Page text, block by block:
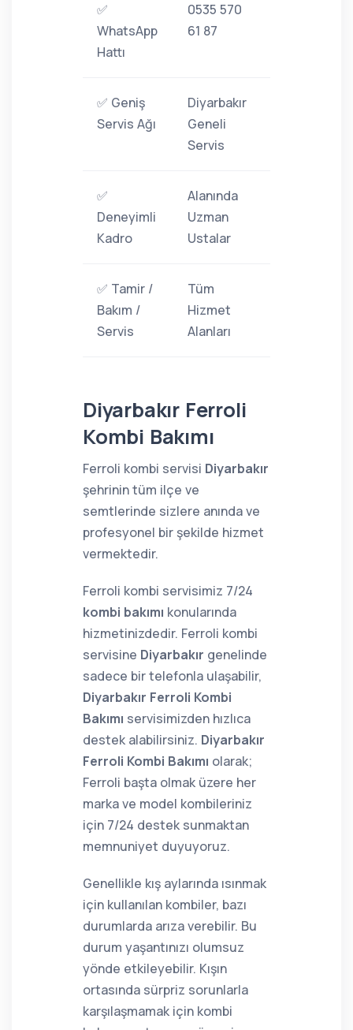
✅
WhatsApp
Hattı
0535 570
61 87
✅ Geniş
Servis Ağı
Diyarbakır
Geneli
Servis
✅
Deneyimli
Kadro
Alanında
Uzman
Ustalar
✅ Tamir /
Bakım /
Servis
Tüm
Hizmet
Alanları
Diyarbakır Ferroli
Kombi Bakımı
Ferroli kombi servisi Diyarbakır
şehrinin tüm ilçe ve
semtlerinde sizlere anında ve
profesyonel bir şekilde hizmet
vermektedir.
Ferroli kombi servisimiz 7/24
kombi bakımı konularında
hizmetinizdedir. Ferroli kombi
servisine Diyarbakır genelinde
sadece bir telefonla ulaşabilir,
Diyarbakır Ferroli Kombi
Bakımı servisimizden hızlıca
destek alabilirsiniz. Diyarbakır
Ferroli Kombi Bakımı olarak;
Ferroli başta olmak üzere her
marka ve model kombileriniz
için 7/24 destek sunmaktan
memnuniyet duyuyoruz.
Genellikle kış aylarında ısınmak
için kullanılan kombiler, bazı
durumlarda arıza verebilir. Bu
durum yaşantınızı olumsuz
yönde etkileyebilir. Kışın
ortasında sürpriz sorunlarla
karşılaşmamak için kombi